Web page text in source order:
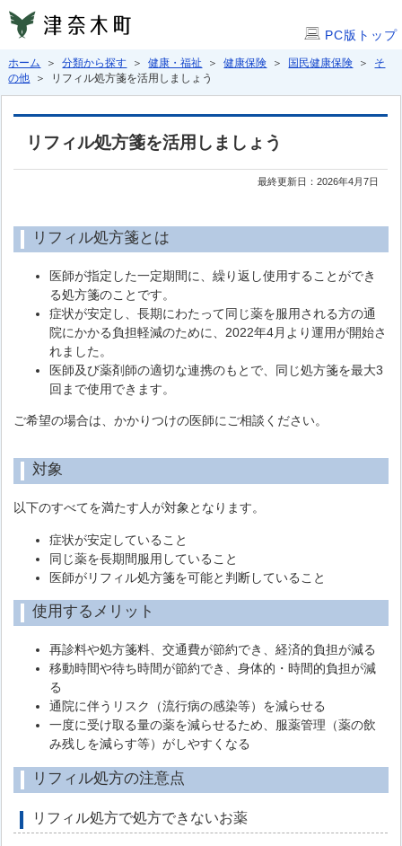
PC版トップ
ホーム ＞分類から探す ＞健康・福祉 ＞健康保険 ＞ 国民健康保険 ＞ そ
の他 ＞ リフィル処方箋を活用しましょう
リフィル処方箋を活用しましょう
最終更新日：2026年4月7日
リフィル処方箋とは
医師が指定した一定期間に、繰り返し使用することができ
る処方箋のことです。
症状が安定し、長期にわたって同じ薬を服用される方の通
院にかかる負担軽減のために、2022年4月より運用が開始さ
れました。
医師及び薬剤師の適切な連携のもとで、同じ処方箋を最大3
回まで使用できます。
ご希望の場合は、かかりつけの医師にご相談ください。
対象
以下のすべてを満たす人が対象となります。
症状が安定していること
同じ薬を長期間服用していること
医師がリフィル処方箋を可能と判断していること
使用するメリット
再診料や処方箋料、交通費が節約でき、経済的負担が減る
移動時間や待ち時間が節約でき、身体的・時間的負担が減
る
通院に伴うリスク（流行病の感染等）を減らせる
一度に受け取る量の薬を減らせるため、服薬管理（薬の飲
み残しを減らす等）がしやすくなる
リフィル処方の注意点
リフィル処方で処方できないお薬